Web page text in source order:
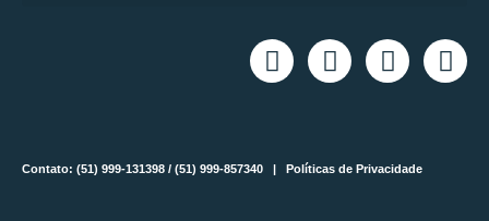
Contato: (51) 999-131398 / (51) 999-857340 | Políticas de Privacidade